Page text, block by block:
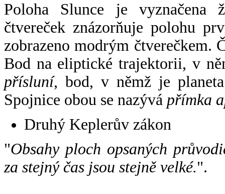
Poloha Slunce je vyznačena
čtvereček znázorňuje polohu
zobrazeno modrým čtverečkem.
Bod na eliptické trajektorii, v
přísluní, bod, v němž je
Spojnice obou se nazývá přímka
Druhý Keplerův zákon
"Obsahy ploch opsaných
za stejný čas jsou stejně velké.".